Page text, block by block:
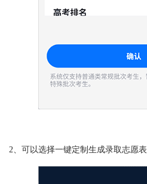
2、可以选择一键定制生成录取志愿表